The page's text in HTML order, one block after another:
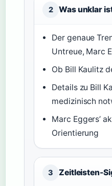
2 Was unklar
Der genaue
Untreue, Marc
Ob Bill Kaulitz
Details zu Bill
medizinisch
Marc Eggers’
Orientierung
3 Zeitleisten-